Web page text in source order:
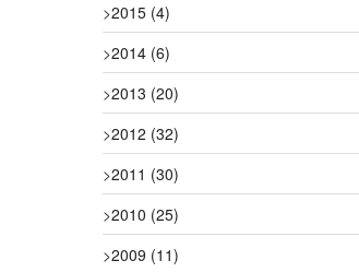
>2015 (4)
>2014 (6)
>2013 (20)
>2012 (32)
>2011 (30)
>2010 (25)
>2009 (11)